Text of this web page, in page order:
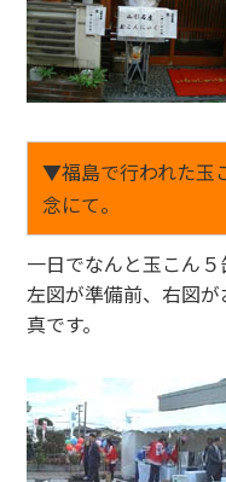
▼福島で行われた玉
念にて。
一日でなんと玉こん５
左図が準備前、右図
真です。